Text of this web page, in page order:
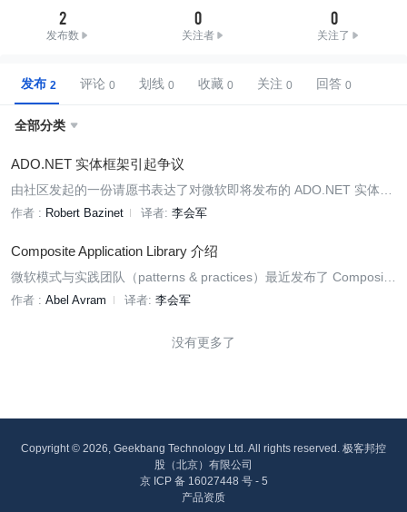
2
发布数
0
关注者
0
关注了
发布 评论 划线 收藏 关注 回答
全部分类 
ADO.NET 实体框架引起争议
由社区发起的一份请愿书表达了对微软即将发布的 ADO.NET 实体框
架的关注，请愿书标题为“对 ADO.NET 实体框架投不信任票”，旨在
作者 : Robert Bazinet 译者: 李会军
Composite Application Library 介绍
微软模式与实践团队（patterns & practices）最近发布了 Composite
Application Guidance for WPF。该指导包中一个很重要的组成部分
作者 : Abel Avram 译者: 李会军
没有更多了
Copyright © 2026, Geekbang Technology Ltd. All rights reserved. 极客邦控
股（北京）有限公司
京 ICP 备 16027448 号 - 5
产品资质